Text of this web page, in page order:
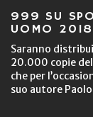
999 SU
UOMO 2018
Saranno
20.000 copie
che per
suo autore